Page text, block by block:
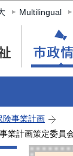
Multilingual
険事業計画
業計画策定委員